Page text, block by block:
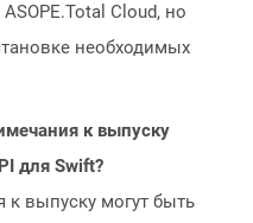
Cloud, но
необходимых
к выпуску
для Swift?
выпуску могут быть